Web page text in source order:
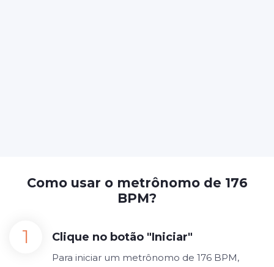
Como usar o metrônomo de 176
BPM?
Clique no botão "Iniciar"
Para iniciar um metrônomo de 176 BPM,